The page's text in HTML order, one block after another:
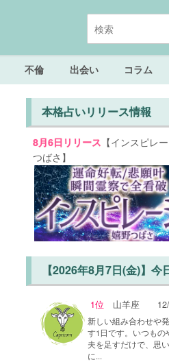
不倫 出会い コラム
本格占いリリース情報
8月6日リリース 【インスピレ
つばさ】
【2026年8月7日(金)】今
1位 山羊座
新しい組み合わせや
す1日です。いつもの
夫を足すだけで、思
に...